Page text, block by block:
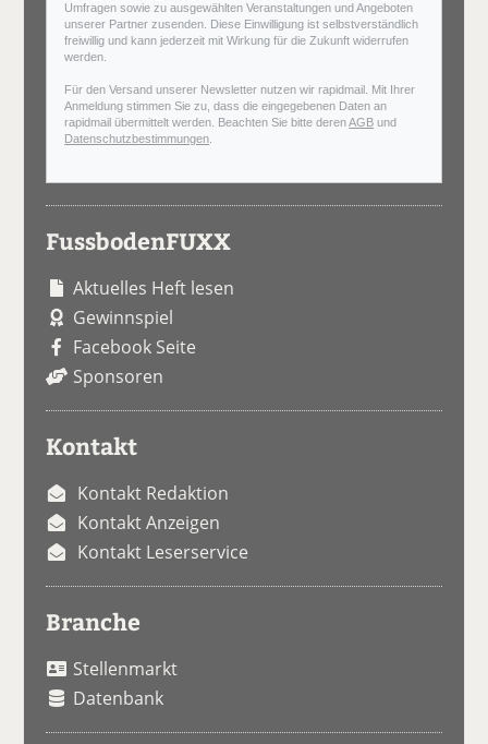
Umfragen sowie zu ausgewählten Veranstaltungen und Angeboten
unserer Partner zusenden. Diese Einwilligung ist selbstverständlich
freiwillig und kann jederzeit mit Wirkung für die Zukunft widerrufen
werden.
Für den Versand unserer Newsletter nutzen wir rapidmail. Mit Ihrer
Anmeldung stimmen Sie zu, dass die eingegebenen Daten an
rapidmail übermittelt werden. Beachten Sie bitte derenAGB und
Datenschutzbestimmungen.
FussbodenFUXX
Aktuelles Heft lesen
Gewinnspiel
Facebook Seite
Sponsoren
Kontakt
Kontakt Redaktion
Kontakt Anzeigen
Kontakt Leserservice
Branche
Stellenmarkt
Datenbank